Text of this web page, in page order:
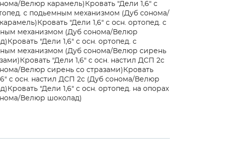
Велюр карамель) Кровать "Дели 1,6" с
с подьемным механизмом (Дуб сонома/
Кровать "Дели 1,6" с осн. ортопед. с
механизмом (Дуб сонома/Велюр
Кровать "Дели 1,6" с осн. ортопед. с
механизмом (Дуб сонома/Велюр сирень
Кровать "Дели 1,6" с осн. настил ДСП 2с
Велюр сирень со стразами) Кровать
с осн. настил ДСП 2с (Дуб сонома/Велюр
Кровать "Дели 1,6" с осн. ортопед. на опорах
Велюр шоколад)